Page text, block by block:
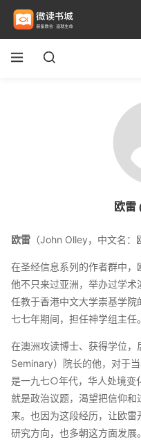
欧雷
欧雷 （John Olley，中文名：
在圣经信息系列的作者群中，
他不只来过亚洲，举办过学
任教于香港中文大学崇基学院
七七年期间，担任神学组主任。
在澳洲攻读博士、获得学位
Seminary）院长的他，对于
是一九七○年代，华人处境变
就是政治议题，渴望把信仰
来。也因为这段经历，让欧
研究方向，也多朝这方面发展。